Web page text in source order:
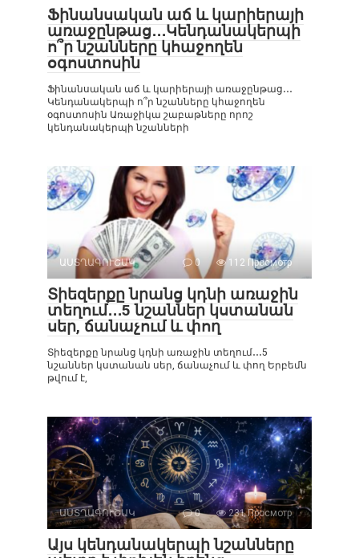
Ֆինանսական աճ և կարիերայի
առաջընթաց․․․Կենդանակերպի
ո՞ր նշանները կհաջողեն
օգոստոսին
Ֆինանսական աճ և կարիերայի առաջընթաց․․․
Կենդանակերպի ո՞ր նշանները կհաջողեն
օգոստոսին Առաջիկա շաբաթները որոշ
կենդանակերպի նշանների
ԱՍՏՂԱԳՈՒՇԱԿ 0 112 Просмотр
Տիեզերքը նրանց կդնի առաջին
տեղում․․․5 նշաններ կստանան
սեր, ճանաչում և փող
Տիեզերքը նրանց կդնի առաջին տեղում․․․5
նշաններ կստանան սեր, ճանաչում և փող Երբեմն
թվում է,
ԱՍՏՂԱԳՈՒՇԱԿ 0 231 Просмотр
Այս կենդանակերպի նշանները